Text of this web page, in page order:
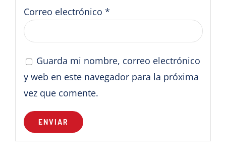
Correo electrónico *
Guarda mi nombre, correo electrónico
y web en este navegador para la próxima
vez que comente.